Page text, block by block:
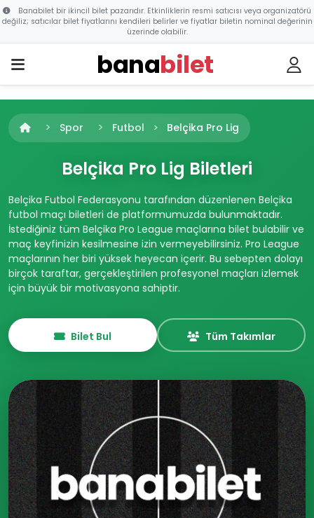
Banabilet bir ikincil bilet pazarıdır. Etkinliklerin resmi satıcısı veya organizatörü
değiliz; satıcılar bilet fiyatlarını kendileri belirler ve fiyatlar biletin nominal değerinin
üzerinde olabilir.
banabilet
Spor Futbol Belçika Pro Lig
Belçika Pro Lig Biletleri
Belçika Futbol Federasyonu tarafından düzenlenen Belçika
futbol maçı biletleri de platformumuzda bulunmaktadır.
İstediğiniz tüm Belçika Pro League maçlarına bilet bulabilir ve
maç keyfinizin kesilmesine izin vermeyebilirsiniz. Pro League
maçlarının her biri yüksek heyecan içerir. Bu sebepten dolayı
birçok taraftar, gerçekleştirilen profesyonel maçları izlemek
için büyük bir motivasyona sahiptir.
Bilet Bul Tüm Takımlar